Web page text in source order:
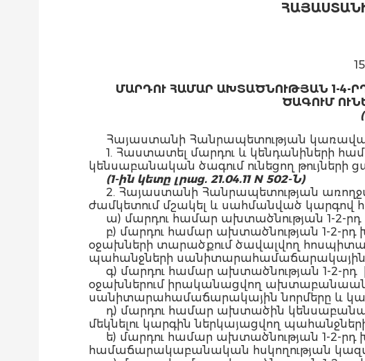
ՄԱՐԴՈՒ ՀԱՄԱՐ ԱԽՏԱԾՆՈՒԹՅԱՆ 1-
ԾԱԳՈՒՄ
Հայաստանի Հանրապետության
1. Հաստատել մարդու և կենդանիների
կենսաբանական ծագում ունեցող թույների
(1-ին կետը լրաց. 21.04.11 N 502-Ն)
2. Հայաստանի Հանրապետության
ժամկետում մշակել և սահմանված կարգով
ա) մարդու համար ախտածնության 1-2-
բ) մարդու համար ախտածնության 1-2-րդ
օջախների տարածքում ծավալվող
պահանջների սանիտարահամաճարակային
գ) մարդու համար ախտածնության 1-2-րդ
օջախներում իրականացվող
սանիտարահամաճարակային նորմերը և
դ) մարդու համար ախտածին
մեկնելու կարգին ներկայացվող
ե) մարդու համար ախտածնության 1-2-րդ
համաճարակաբանական հսկողության